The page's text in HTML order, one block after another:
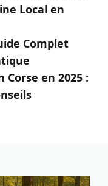
Local en
Complet
en 2025 :